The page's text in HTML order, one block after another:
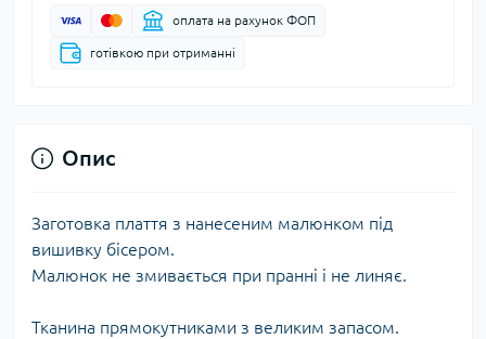
оплата на рахунок ФОП
готівкою при отриманні
Опис
Заготовка плаття з нанесеним малюнком під
вишивку бісером.
Малюнок не змивається при пранні і не линяє.
Тканина прямокутниками з великим запасом.